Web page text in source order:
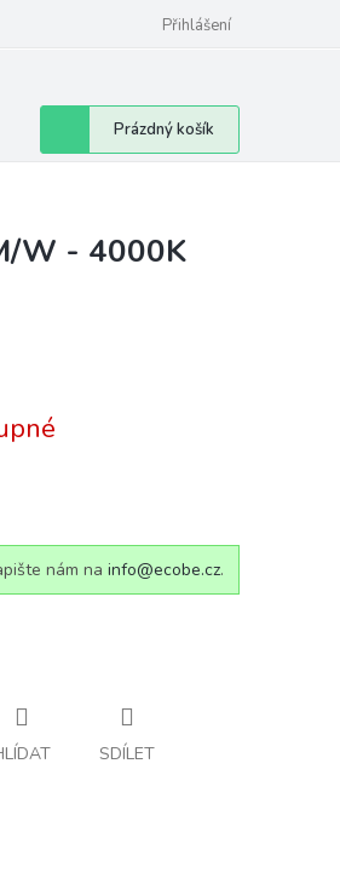
Přihlášení
Nákupní
košík
Prázdný košík
W - 4000K
nám na info@ecobe.cz.
SDÍLET